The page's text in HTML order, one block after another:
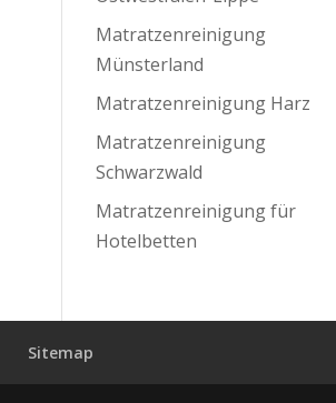
Matratzenreinigung
Münsterland
Matratzenreinigung Harz
Matratzenreinigung
Schwarzwald
Matratzenreinigung für
Hotelbetten
Sitemap